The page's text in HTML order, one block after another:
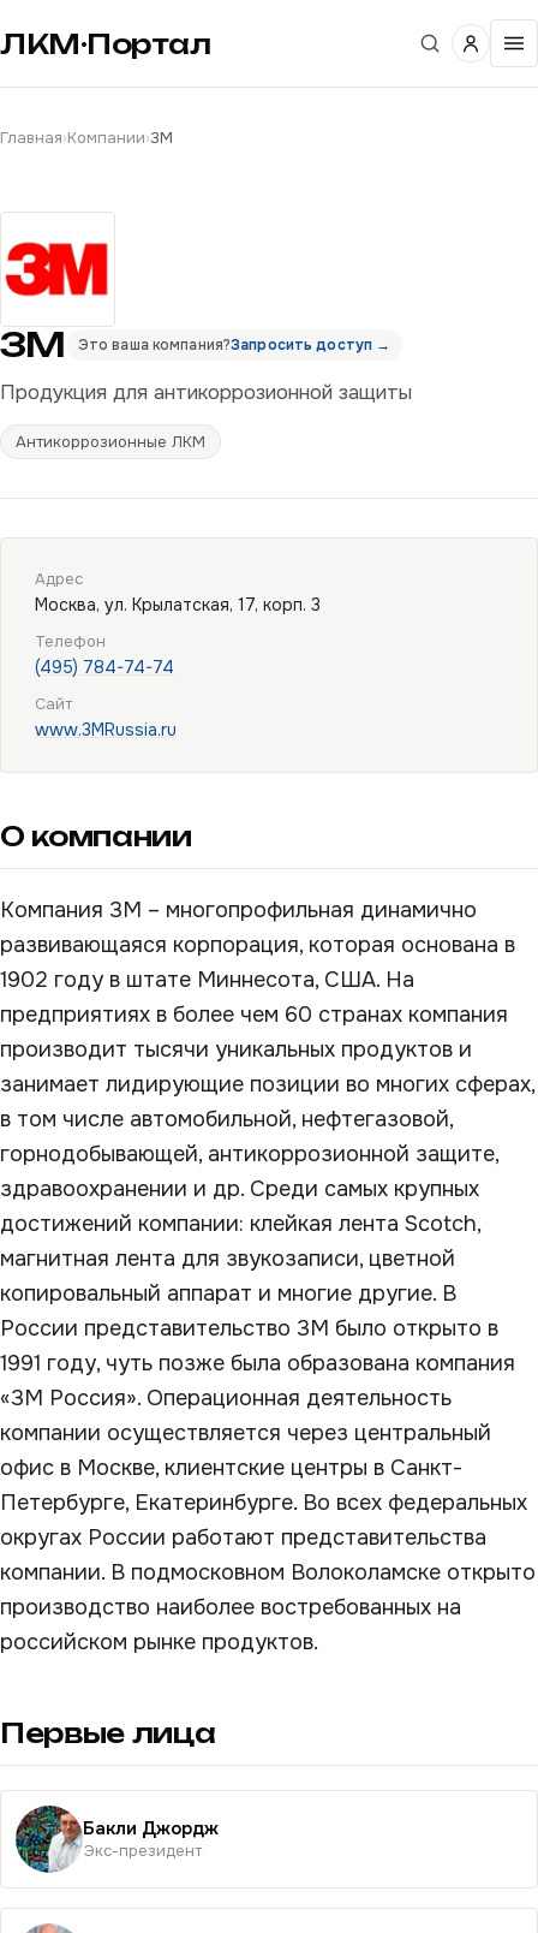
ЛКМ·Портал
Главная›Компании›3M
3M Это ваша компания?Запросить доступ →
Продукция для антикоррозионной защиты
Антикоррозионные ЛКМ
Адрес
Москва, ул. Крылатская, 17, корп. 3
Телефон
(495) 784-74-74
Сайт
www.3MRussia.ru
О компании
Компания 3М – многопрофильная динамично
развивающаяся корпорация, которая основана в
1902 году в штате Миннесота, США. На
предприятиях в более чем 60 странах компания
производит тысячи уникальных продуктов и
занимает лидирующие позиции во многих сферах,
в том числе автомобильной, нефтегазовой,
горнодобывающей, антикоррозионной защите,
здравоохранении и др. Среди самых крупных
достижений компании: клейкая лента Scotch,
магнитная лента для звукозаписи, цветной
копировальный аппарат и многие другие. В
России представительство 3М было открыто в
1991 году, чуть позже была образована компания
«3М Россия». Операционная деятельность
компании осуществляется через центральный
офис в Москве, клиентские центры в Санкт-
Петербурге, Екатеринбурге. Во всех федеральных
округах России работают представительства
компании. В подмосковном Волоколамске открыто
производство наиболее востребованных на
российском рынке продуктов.
Первые лица
Бакли Джордж
Экс-президент